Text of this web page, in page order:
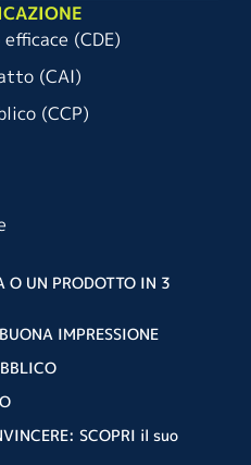
(CDE)
(CAI)
(CCP)
O UN PRODOTTO IN 3
IMPRESSIONE
SCOPRI il suo